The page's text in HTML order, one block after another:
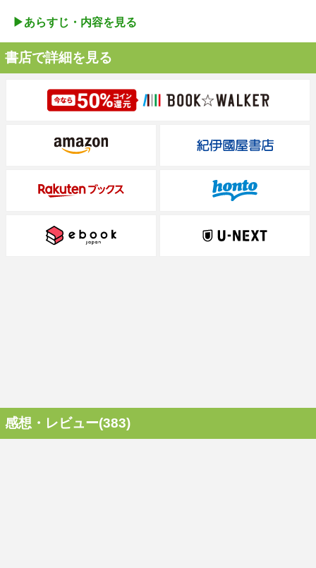
▶︎あらすじ・内容を見る
書店で詳細を見る
感想・レビュー(383)